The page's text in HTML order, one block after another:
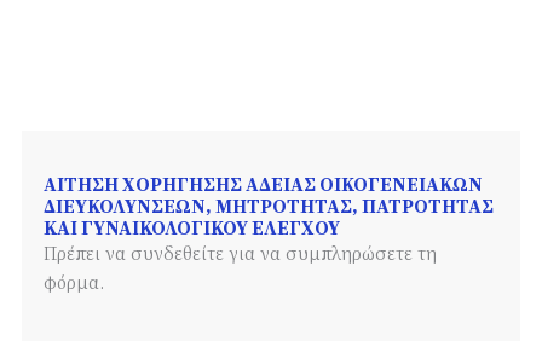
ΑΊΤΗΣΗ ΧΟΡΉΓΗΣΗΣ ΆΔΕΙΑΣ ΟΙΚΟΓΕΝΕΙΑΚΏΝ
ΔΙΕΥΚΟΛΎΝΣΕΩΝ, ΜΗΤΡΌΤΗΤΑΣ, ΠΑΤΡΌΤΗΤΑΣ
ΚΑΙ ΓΥΝΑΙΚΟΛΟΓΙΚΟΎ ΕΛΈΓΧΟΥ
Πρέπει να συνδεθείτε για να συμπληρώσετε τη
φόρμα.